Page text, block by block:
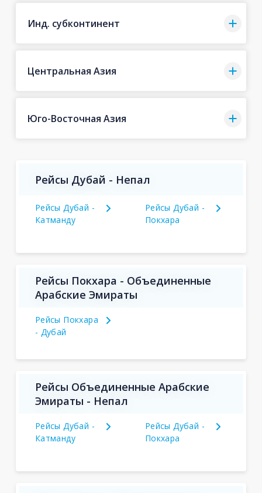
Инд. субконтинент
Центральная Азия
Юго-Восточная Азия
Рейсы Дубай - Непал
Рейсы Дубай -
Катманду
Рейсы Дубай -
Покхара
Рейсы Покхара - Объединенные
Арабские Эмираты
Рейсы Покхара
- Дубай
Рейсы Объединенные Арабские
Эмираты - Непал
Рейсы Дубай -
Катманду
Рейсы Дубай -
Покхара